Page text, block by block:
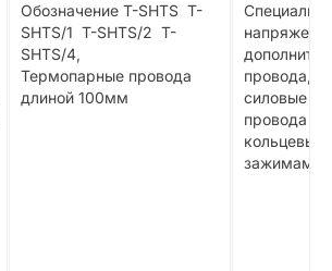
Обозначение T-SHTS T-
SHTS/1 T-SHTS/2 T-
SHTS/4,
Термопарные провода
длиной 100мм
провода,
силовые
провода с
зажимами